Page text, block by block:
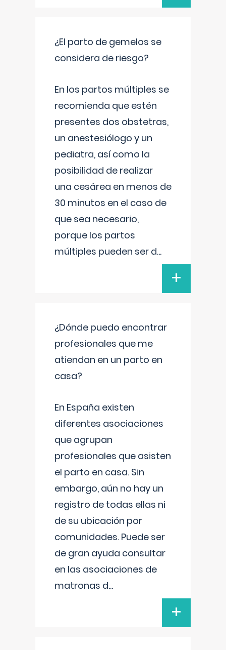
¿El parto de gemelos se
considera de riesgo?
En los partos múltiples se
recomienda que estén
presentes dos obstetras,
un anestesiólogo y un
pediatra, así como la
posibilidad de realizar
una cesárea en menos de
30 minutos en el caso de
que sea necesario,
porque los partos
múltiples pueden ser d...
+
¿Dónde puedo encontrar
profesionales que me
atiendan en un parto en
casa?
En España existen
diferentes asociaciones
que agrupan
profesionales que asisten
el parto en casa. Sin
embargo, aún no hay un
registro de todas ellas ni
de su ubicación por
comunidades. Puede ser
de gran ayuda consultar
en las asociaciones de
matronas d...
+